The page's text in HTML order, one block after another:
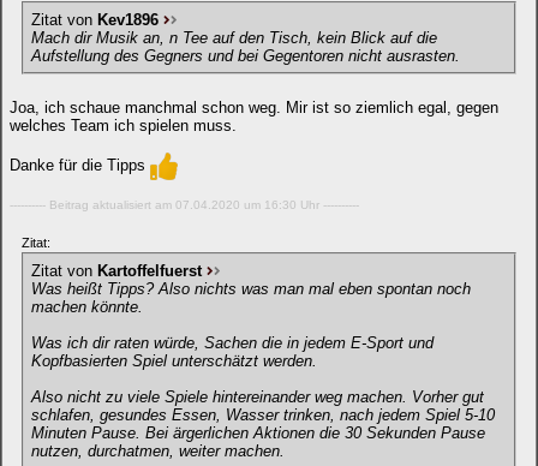
Zitat von Kev1896
Mach dir Musik an, n Tee auf den Tisch, kein Blick auf die
Aufstellung des Gegners und bei Gegentoren nicht ausrasten.
Joa, ich schaue manchmal schon weg. Mir ist so ziemlich egal, gegen
welches Team ich spielen muss.
Danke für die Tipps
---------- Beitrag aktualisiert am 07.04.2020 um 16:30 Uhr ----------
Zitat:
Zitat von Kartoffelfuerst
Was heißt Tipps? Also nichts was man mal eben spontan noch
machen könnte.
Was ich dir raten würde, Sachen die in jedem E-Sport und
Kopfbasierten Spiel unterschätzt werden.
Also nicht zu viele Spiele hintereinander weg machen. Vorher gut
schlafen, gesundes Essen, Wasser trinken, nach jedem Spiel 5-10
Minuten Pause. Bei ärgerlichen Aktionen die 30 Sekunden Pause
nutzen, durchatmen, weiter machen.